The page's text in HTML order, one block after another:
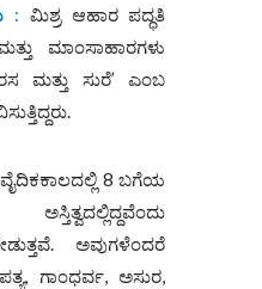
: ಮಿಶ್ರ ಆಹಾರ ಪದ್ಧತಿ
ಮತ್ತು ಮಾಂಸಾಹಾರಗಳು
ಮತ್ತು ಸುರೆ’ ಎಂಬ
8 ಬಗೆಯ
ಅವುಗಳೆಂದರೆ
ಗಾಂಧರ್ವ, ಅಸುರ,